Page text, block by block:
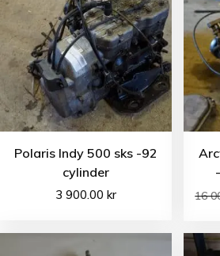
Polaris Indy 500 sks -92
cylinder
3 900.00 kr 16